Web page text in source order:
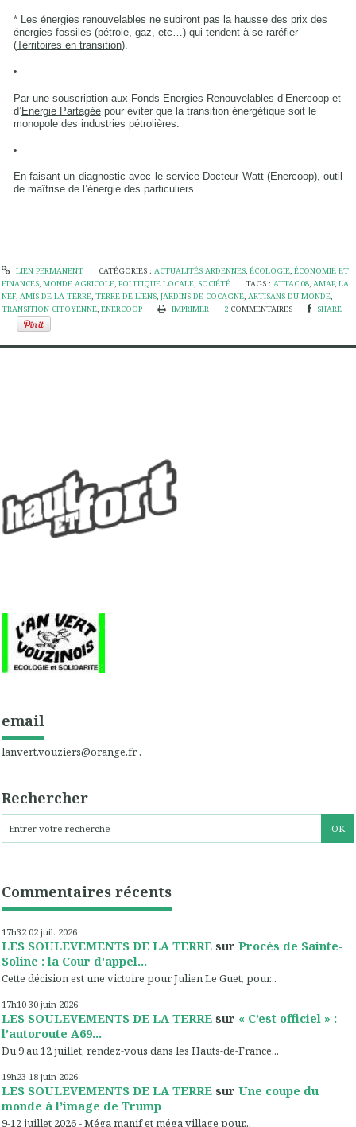
* Les énergies renouvelables ne subiront pas la hausse des prix des
énergies fossiles (pétrole, gaz, etc…) qui tendent à se raréfier
(Territoires en transition).
Par une souscription aux Fonds Energies Renouvelables d’Enercoopet
d’Energie Partagéepour éviter que la transition énergétique soit le
monopole des industries pétrolières.
En faisant un diagnostic avec le service Docteur Watt(Enercoop), outil
de maîtrise de l’énergie des particuliers.
LIEN PERMANENT CATÉGORIES : ACTUALITÉS ARDENNES, ÉCOLOGIE, ÉCONOMIE ET
FINANCES, MONDE AGRICOLE, POLITIQUE LOCALE, SOCIÉTÉ TAGS :ATTAC 08,AMAP,LA
NEF, AMIS DE LA TERRE, TERRE DE LIENS, JARDINS DE COCAGNE, ARTISANS DU MONDE,
TRANSITION CITOYENNE, ENERCOOP IMPRIMER 2 COMMENTAIRES SHARE
email
lanvert.vouziers@orange.fr .
Rechercher
Commentaires récents
17h32 02 juil. 2026
LES SOULEVEMENTS DE LA TERRE sur Procès de Sainte-
Soline : la Cour d'appel...
Cette décision est une victoire pour Julien Le Guet, pour...
17h10 30 juin 2026
LES SOULEVEMENTS DE LA TERRE sur « C’est officiel » :
l’autoroute A69...
Du 9 au 12 juillet, rendez-vous dans les Hauts-de-France...
19h23 18 juin 2026
LES SOULEVEMENTS DE LA TERRE sur Une coupe du
monde à l’image de Trump
9-12 juillet 2026 - Méga manif et méga village pour...